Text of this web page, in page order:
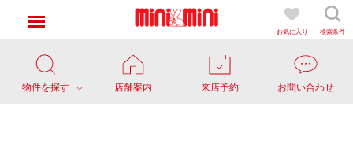
お気に入り 検索条件
物件を探す 店舗案内 来店予約 お問い合わせ